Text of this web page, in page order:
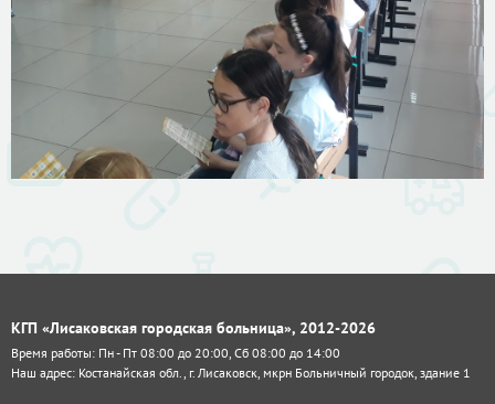
КГП «Лисаковская городская больница», 2012-2026
Время работы: Пн - Пт 08:00 до 20:00, Сб 08:00 до 14:00
Наш адрес: Костанайская обл., г. Лисаковск, мкрн Больничный городок, здание 1